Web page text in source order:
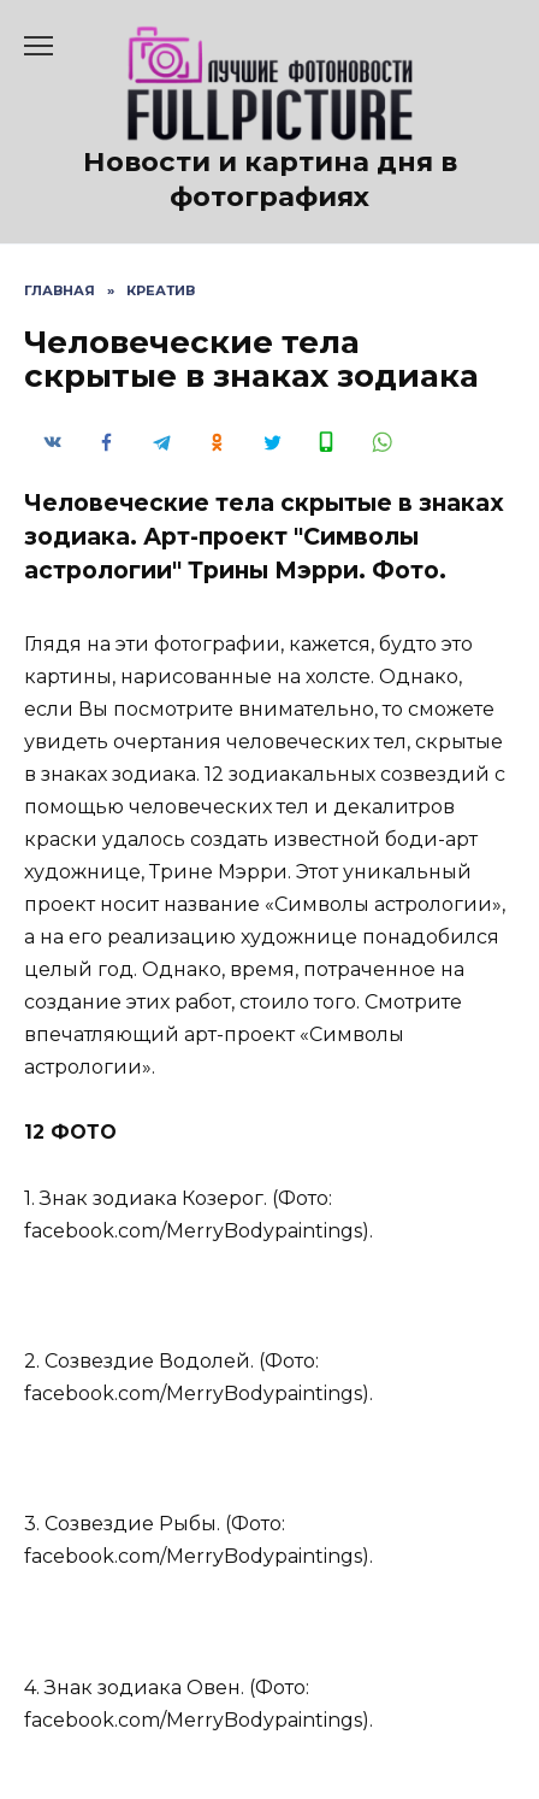
содержанию
Новости и картина дня в
фотографиях
ГЛАВНАЯ » КРЕАТИВ
Человеческие тела
скрытые в знаках зодиака
Человеческие тела скрытые в знаках
зодиака. Арт-проект "Символы
астрологии" Трины Мэрри. Фото.
Глядя на эти фотографии, кажется, будто это
картины, нарисованные на холсте. Однако,
если Вы посмотрите внимательно, то сможете
увидеть очертания человеческих тел, скрытые
в знаках зодиака. 12 зодиакальных созвездий с
помощью человеческих тел и декалитров
краски удалось создать известной боди-арт
художнице, Трине Мэрри. Этот уникальный
проект носит название «Символы астрологии»,
а на его реализацию художнице понадобился
целый год. Однако, время, потраченное на
создание этих работ, стоило того. Смотрите
впечатляющий арт-проект «Символы
астрологии».
12 ФОТО
1. Знак зодиака Козерог. (Фото:
facebook.com/MerryBodypaintings).
2. Созвездие Водолей. (Фото:
facebook.com/MerryBodypaintings).
3. Созвездие Рыбы. (Фото:
facebook.com/MerryBodypaintings).
4. Знак зодиака Овен. (Фото:
facebook.com/MerryBodypaintings).